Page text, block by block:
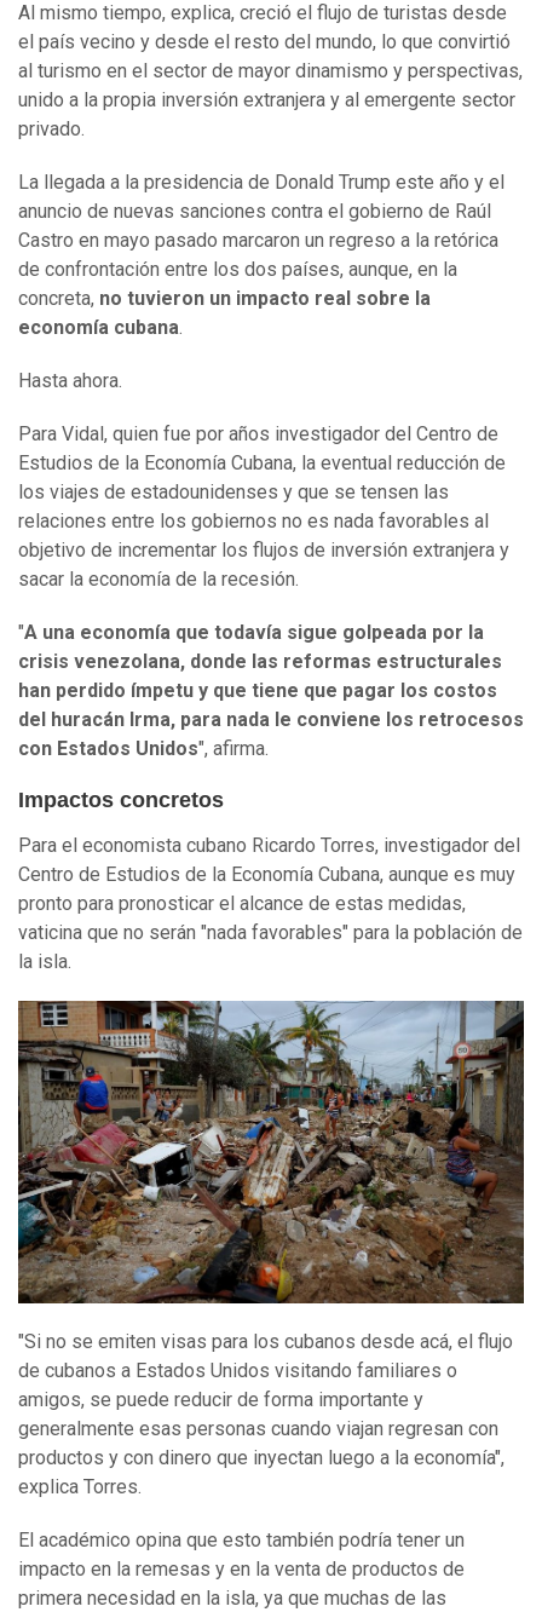
Al mismo tiempo, explica, creció el flujo de turistas desde
el país vecino y desde el resto del mundo, lo que convirtió
al turismo en el sector de mayor dinamismo y perspectivas,
unido a la propia inversión extranjera y al emergente sector
privado.
La llegada a la presidencia de Donald Trump este año y el
anuncio de nuevas sanciones contra el gobierno de Raúl
Castro en mayo pasado marcaron un regreso a la retórica
de confrontación entre los dos países, aunque, en la
concreta, no tuvieron un impacto real sobre la
economía cubana.
Hasta ahora.
Para Vidal, quien fue por años investigador del Centro de
Estudios de la Economía Cubana, la eventual reducción de
los viajes de estadounidenses y que se tensen las
relaciones entre los gobiernos no es nada favorables al
objetivo de incrementar los flujos de inversión extranjera y
sacar la economía de la recesión.
"A una economía que todavía sigue golpeada por la
crisis venezolana, donde las reformas estructurales
han perdido ímpetu y que tiene que pagar los costos
del huracán Irma, para nada le conviene los retrocesos
con Estados Unidos", afirma.
Impactos concretos
Para el economista cubano Ricardo Torres, investigador del
Centro de Estudios de la Economía Cubana, aunque es muy
pronto para pronosticar el alcance de estas medidas,
vaticina que no serán "nada favorables" para la población de
la isla.
"Si no se emiten visas para los cubanos desde acá, el flujo
de cubanos a Estados Unidos visitando familiares o
amigos, se puede reducir de forma importante y
generalmente esas personas cuando viajan regresan con
productos y con dinero que inyectan luego a la economía",
explica Torres.
El académico opina que esto también podría tener un
impacto en la remesas y en la venta de productos de
primera necesidad en la isla, ya que muchas de las